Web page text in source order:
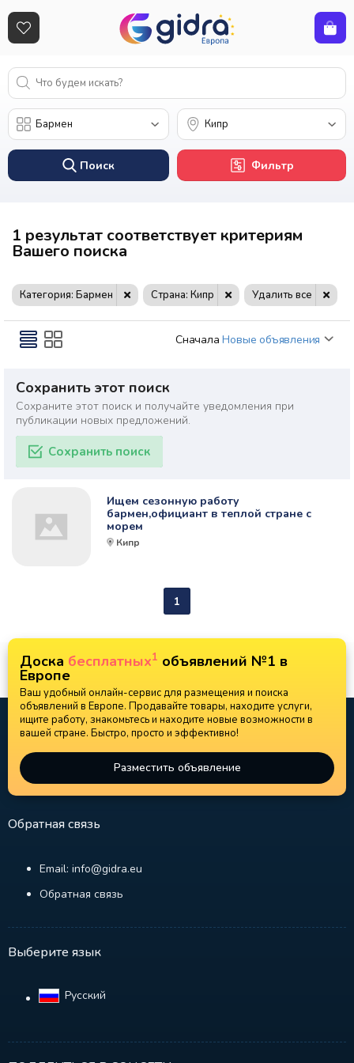
Поиск Фильтр
1 результат соответствует критериям
Вашего поиска
Категория: Бармен Страна: Кипр Удалить все
Сначала Новые объявления
Сохранить этот поиск
Сохраните этот поиск и получайте уведомления при
публикации новых предложений.
Сохранить поиск
Ищем сезонную работу
бармен,официант в теплой стране с
морем
Кипр
1
Доска бесплатных1 объявлений №1 в
Европе
Ваш удобный онлайн-сервис для размещения и поиска
объявлений в Европе. Продавайте товары, находите услуги,
ищите работу, знакомьтесь и находите новые возможности в
вашей стране. Быстро, просто и эффективно!
Разместить объявление
Обратная связь
Email: info@gidra.eu
Обратная связь
Выберите язык
Русский‎